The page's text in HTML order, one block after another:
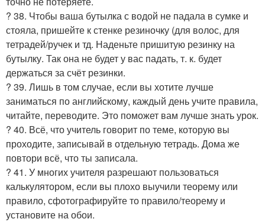
? 38. Чтобы ваша бутылка с водой не падала в сумке и
стояла, пришейте к стенке резиночку (для волос, для
тетрадей/ручек и тд. Наденьте пришитую резинку на
бутылку. Так она не будет у вас падать, т. к. будет
держаться за счёт резинки.
? 39. Лишь в том случае, если вы хотите лучше
заниматься по английскому, каждый день учите правила,
читайте, переводите. Это поможет вам лучше знать урок.
? 40. Всё, что учитель говорит по теме, которую вы
проходите, записывай в отдельную тетрадь. Дома же
повтори всё, что ты записала.
? 41. У многих учителя разрешают пользоваться
калькулятором, если вы плохо выучили теорему или
правило, сфотографируйте то правило/теорему и
установите на обои.